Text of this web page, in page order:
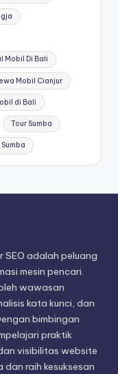
Mobil Di Bali
Mobil Cianjur
di Bali
Tour Sumba
SEO adalah peluang
mesin pencari.
wawasan
kata kunci, dan
bimbingan
praktik
visibilitas website
raih kesuksesan